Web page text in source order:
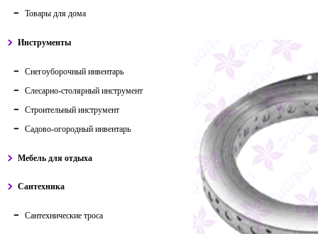
Товары для дома
Инструменты
Снегоуборочный инвентарь
Слесарно-столярный инструмент
Строительный инструмент
Садово-огородный инвентарь
Мебель для отдыха
Сантехника
Сантехнические троса